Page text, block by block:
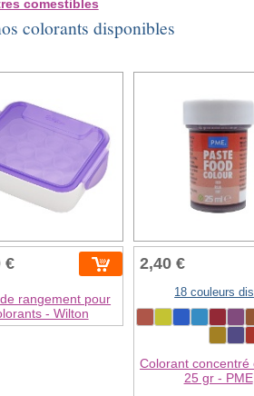
comestibles
colorants disponibles
€
rangement pour
- Wilton
2,40 €
18 couleurs
Colorant concentré
25 gr - PME